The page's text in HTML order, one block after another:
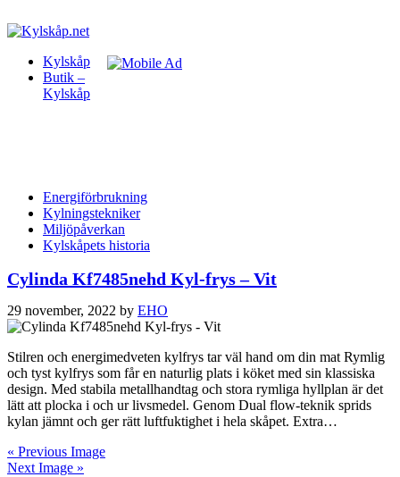
Kylskåp
Butik –
Kylskåp
Energiförbrukning
Kylningstekniker
Miljöpåverkan
Kylskåpets historia
Cylinda Kf7485nehd Kyl-frys – Vit
29 november, 2022 by EHO
Stilren och energimedveten kylfrys tar väl hand om din mat Rymlig
och tyst kylfrys som får en naturlig plats i köket med sin klassiska
design. Med stabila metallhandtag och stora rymliga hyllplan är det
lätt att plocka i och ur livsmedel. Genom Dual flow-teknik sprids
kylan jämnt och ger rätt luftfuktighet i hela skåpet. Extra…
« Previous Image
Next Image »